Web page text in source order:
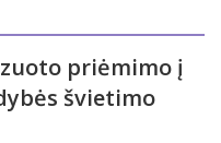
priėmimo į
švietimo